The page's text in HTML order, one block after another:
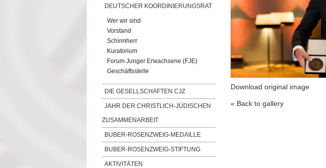
DEUTSCHER KOORDINIERUNGSRAT
Wer wir sind
Vorstand
Schirmherr
Kuratorium
Forum Junger Erwachsene (FJE)
Geschäftsstelle
DIE GESELLSCHAFTEN CJZ
JAHR DER CHRISTLICH-JÜDISCHEN
ZUSAMMENARBEIT
BUBER-ROSENZWEIG-MEDAILLE
BUBER-ROSENZWEIG-STIFTUNG
AKTIVITÄTEN
Download original image
« Back to gallery